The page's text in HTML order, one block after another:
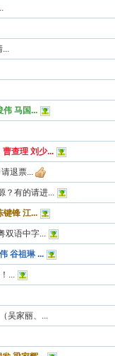
...
伟 马国...
曹查理 刘少...
退票...
？有的请进...
键锋 江...
双语中字...
谷祖琳 ...
...
吴家丽、...